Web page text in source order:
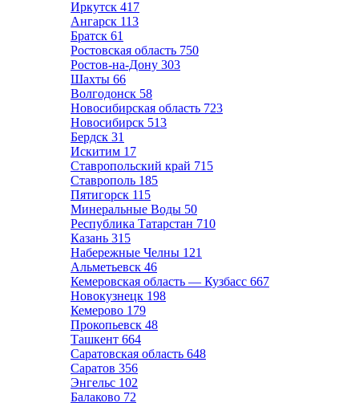
Иркутск 417
Ангарск 113
Братск 61
Ростовская область 750
Ростов-на-Дону 303
Шахты 66
Волгодонск 58
Новосибирская область 723
Новосибирск 513
Бердск 31
Искитим 17
Ставропольский край 715
Ставрополь 185
Пятигорск 115
Минеральные Воды 50
Республика Татарстан 710
Казань 315
Набережные Челны 121
Альметьевск 46
Кемеровская область — Кузбасс 667
Новокузнецк 198
Кемерово 179
Прокопьевск 48
Ташкент 664
Саратовская область 648
Саратов 356
Энгельс 102
Балаково 72